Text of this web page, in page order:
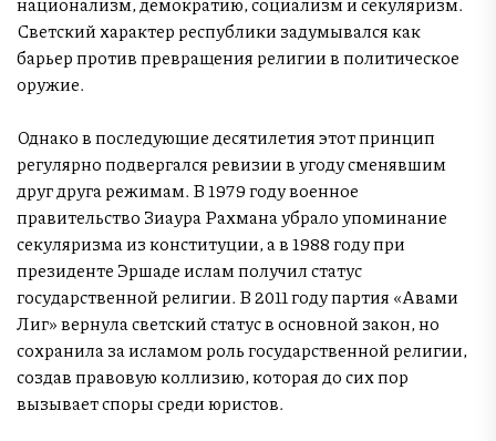
Светский характер республики задумывался как
барьер против превращения религии в политическое
оружие.
Однако в последующие десятилетия этот принцип
регулярно подвергался ревизии в угоду сменявшим
друг друга режимам. В 1979 году военное
правительство Зиаура Рахмана убрало упоминание
секуляризма из конституции, а в 1988 году при
президенте Эршаде ислам получил статус
государственной религии. В 2011 году партия «Авами
Лиг» вернула светский статус в основной закон, но
сохранила за исламом роль государственной религии,
создав правовую коллизию, которая до сих пор
вызывает споры среди юристов.